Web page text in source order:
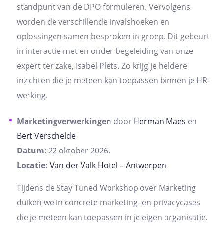
standpunt van de DPO formuleren. Vervolgens
worden de verschillende invalshoeken en
oplossingen samen besproken in groep. Dit gebeurt
in interactie met en onder begeleiding van onze
expert ter zake, Isabel Plets. Zo krijg je heldere
inzichten die je meteen kan toepassen binnen je HR-
werking.
Marketingverwerkingen door Herman Maes en
Bert Verschelde
Datum: 22 oktober 2026,
Locatie: Van der Valk Hotel – Antwerpen
Tijdens de Stay Tuned Workshop over Marketing
duiken we in concrete marketing- en privacycases
die je meteen kan toepassen in je eigen organisatie.